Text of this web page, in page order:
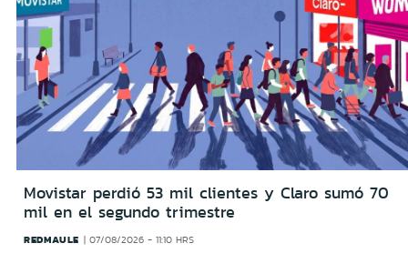
Movistar perdió 53 mil clientes y Claro sumó 70
mil en el segundo trimestre
REDMAULE 07/08/2026 - 11:10 HRS